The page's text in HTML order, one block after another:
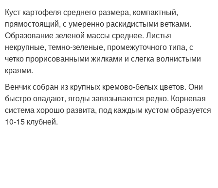
Куст картофеля среднего размера, компактный,
прямостоящий, с умеренно раскидистыми ветками.
Образование зеленой массы среднее. Листья
некрупные, темно-зеленые, промежуточного типа, с
четко прорисованными жилками и слегка волнистыми
краями.
Венчик собран из крупных кремово-белых цветов. Они
быстро опадают, ягоды завязываются редко. Корневая
система хорошо развита, под каждым кустом образуется
10-15 клубней.